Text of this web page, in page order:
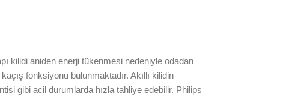
kilidi aniden enerji tükenmesi nedeniyle odadan
fonksiyonu bulunmaktadır. Akıllı kilidin
gibi acil durumlarda hızla tahliye edebilir. Philips